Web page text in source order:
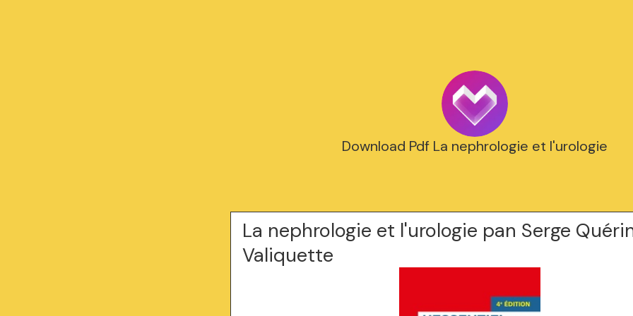
Download Pdf La nephrologie et l'urologie
La nephrologie et l'urologie pan Serge
Valiquette